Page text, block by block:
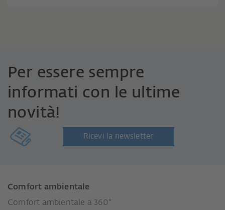
Per essere sempre
informati con le ultime
novità!
Ricevi la newsletter
Comfort ambientale
Comfort ambientale a 360°